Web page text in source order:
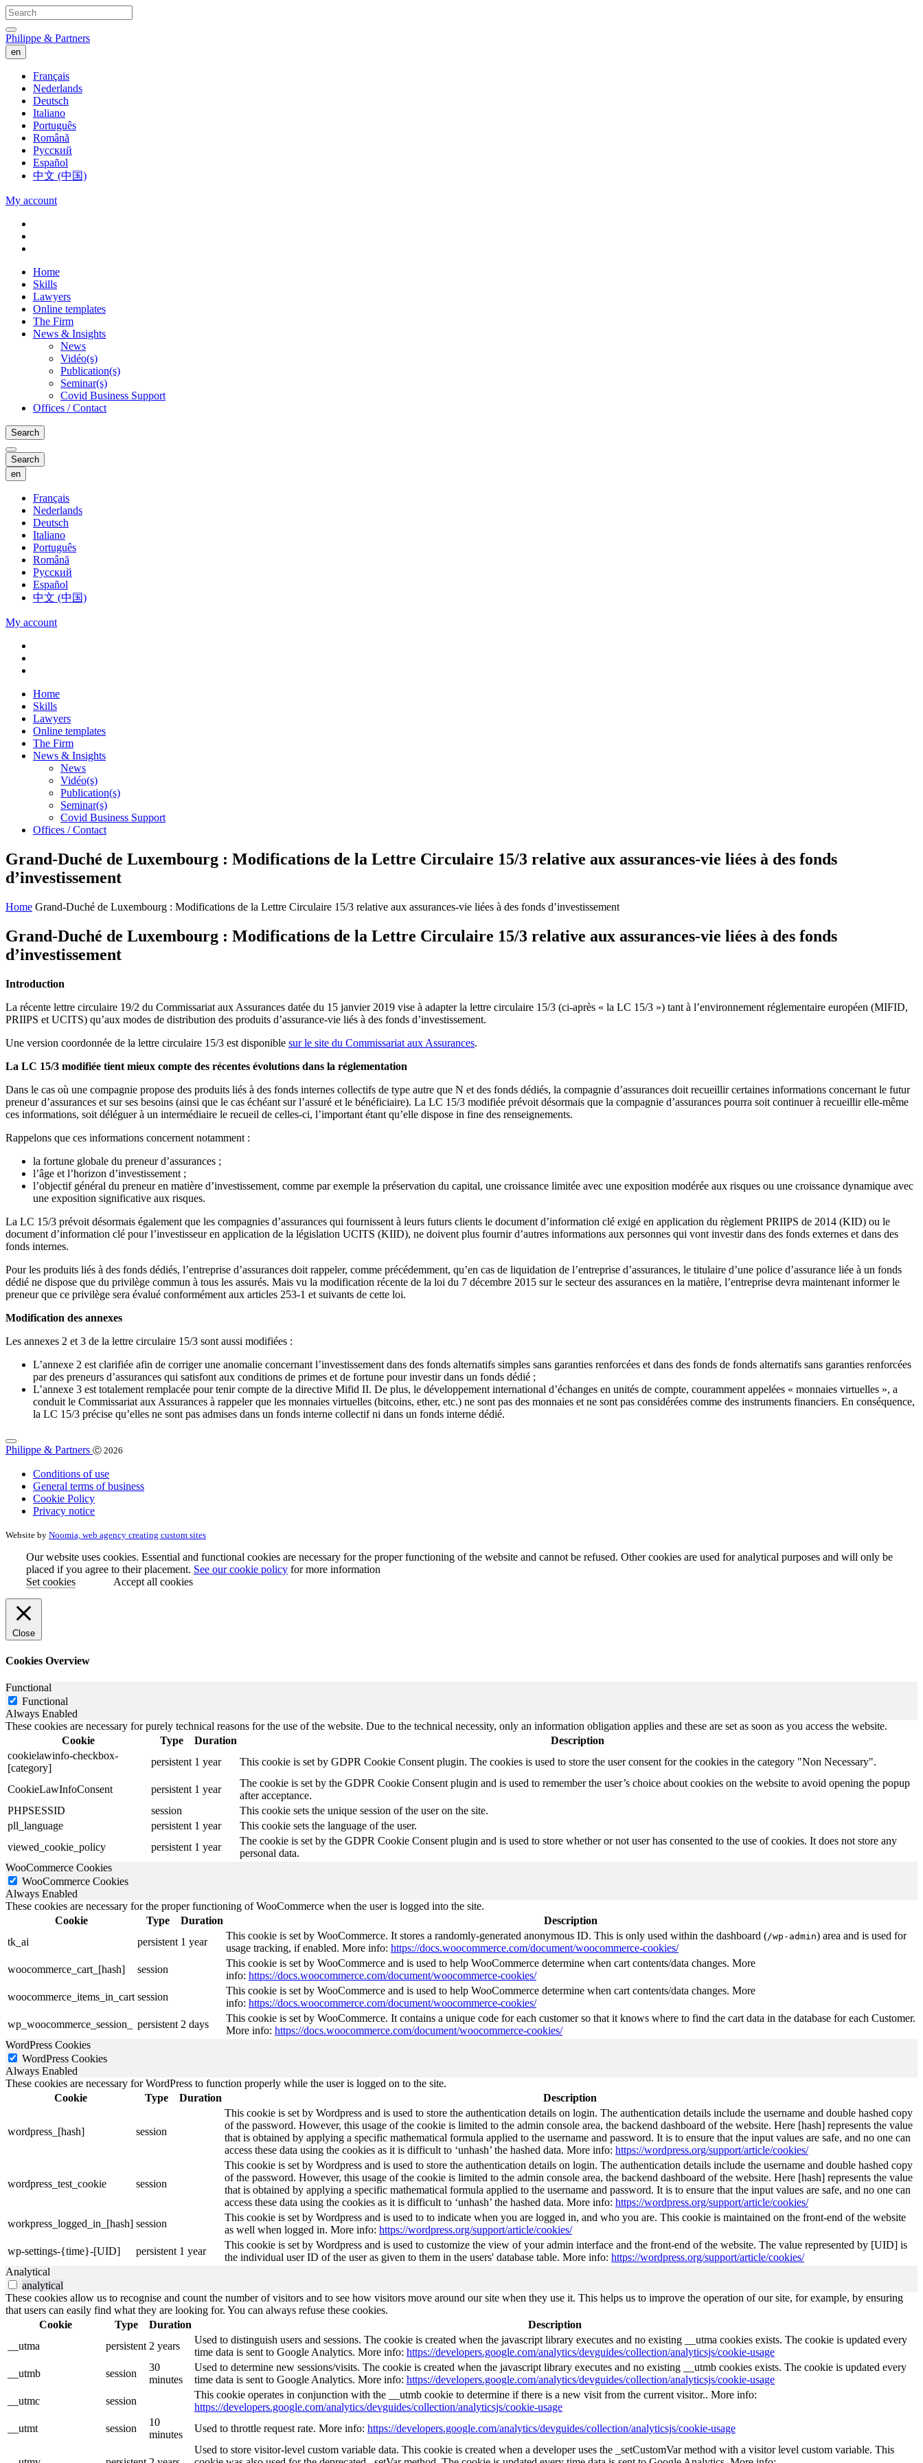
Philippe & Partners
en
Français
Nederlands
Deutsch
Italiano
Português
Română
Русский
Español
中文 (中国)
My account
Home
Skills
Lawyers
Online templates
The Firm
News & Insights
News
Vidéo(s)
Publication(s)
Seminar(s)
Covid Business Support
Offices / Contact
Search
Search
en
Français
Nederlands
Deutsch
Italiano
Português
Română
Русский
Español
中文 (中国)
My account
Home
Skills
Lawyers
Online templates
The Firm
News & Insights
News
Vidéo(s)
Publication(s)
Seminar(s)
Covid Business Support
Offices / Contact
Grand-Duché de Luxembourg : Modifications de la Lettre Circulaire 15/3 relative aux assurances-vie liées à des fonds
d’investissement
Home Grand-Duché de Luxembourg : Modifications de la Lettre Circulaire 15/3 relative aux assurances-vie liées à des fonds d’investissement
Grand-Duché de Luxembourg : Modifications de la Lettre Circulaire 15/3 relative aux assurances-vie liées à des fonds
d’investissement
Introduction
La récente lettre circulaire 19/2 du Commissariat aux Assurances datée du 15 janvier 2019 vise à adapter la lettre circulaire 15/3 (ci-après « la LC 15/3 ») tant à l’environnement réglementaire européen (MIFID,
PRIIPS et UCITS) qu’aux modes de distribution des produits d’assurance-vie liés à des fonds d’investissement.
Une version coordonnée de la lettre circulaire 15/3 est disponible sur le site du Commissariat aux Assurances.
La LC 15/3 modifiée tient mieux compte des récentes évolutions dans la réglementation
Dans le cas où une compagnie propose des produits liés à des fonds internes collectifs de type autre que N et des fonds dédiés, la compagnie d’assurances doit recueillir certaines informations concernant le futur
preneur d’assurances et sur ses besoins (ainsi que le cas échéant sur l’assuré et le bénéficiaire). La LC 15/3 modifiée prévoit désormais que la compagnie d’assurances pourra soit continuer à recueillir elle-même
ces informations, soit déléguer à un intermédiaire le recueil de celles-ci, l’important étant qu’elle dispose in fine des renseignements.
Rappelons que ces informations concernent notamment :
la fortune globale du preneur d’assurances ;
l’âge et l’horizon d’investissement ;
l’objectif général du preneur en matière d’investissement, comme par exemple la préservation du capital, une croissance limitée avec une exposition modérée aux risques ou une croissance dynamique avec
une exposition significative aux risques.
La LC 15/3 prévoit désormais également que les compagnies d’assurances qui fournissent à leurs futurs clients le document d’information clé exigé en application du règlement PRIIPS de 2014 (KID) ou le
document d’information clé pour l’investisseur en application de la législation UCITS (KIID), ne doivent plus fournir d’autres informations aux personnes qui vont investir dans des fonds externes et dans des
fonds internes.
Pour les produits liés à des fonds dédiés, l’entreprise d’assurances doit rappeler, comme précédemment, qu’en cas de liquidation de l’entreprise d’assurances, le titulaire d’une police d’assurance liée à un fonds
dédié ne dispose que du privilège commun à tous les assurés. Mais vu la modification récente de la loi du 7 décembre 2015 sur le secteur des assurances en la matière, l’entreprise devra maintenant informer le
preneur que ce privilège sera évalué conformément aux articles 253-1 et suivants de cette loi.
Modification des annexes
Les annexes 2 et 3 de la lettre circulaire 15/3 sont aussi modifiées :
L’annexe 2 est clarifiée afin de corriger une anomalie concernant l’investissement dans des fonds alternatifs simples sans garanties renforcées et dans des fonds de fonds alternatifs sans garanties renforcées
par des preneurs d’assurances qui satisfont aux conditions de primes et de fortune pour investir dans un fonds dédié ;
L’annexe 3 est totalement remplacée pour tenir compte de la directive Mifid II. De plus, le développement international d’échanges en unités de compte, couramment appelées « monnaies virtuelles », a
conduit le Commissariat aux Assurances à rappeler que les monnaies virtuelles (bitcoins, ether, etc.) ne sont pas des monnaies et ne sont pas considérées comme des instruments financiers. En conséquence,
la LC 15/3 précise qu’elles ne sont pas admises dans un fonds interne collectif ni dans un fonds interne dédié.
Philippe & Partners Ⓒ 2026
Conditions of use
General terms of business
Cookie Policy
Privacy notice
Website by Noomia, web agency creating custom sites
Our website uses cookies. Essential and functional cookies are necessary for the proper functioning of the website and cannot be refused. Other cookies are used for analytical purposes and will only be
placed if you agree to their placement. See our cookie policy for more information
Set cookies
Accept all cookies
Close
Cookies Overview
Functional
Functional
Always Enabled
These cookies are necessary for purely technical reasons for the use of the website. Due to the technical necessity, only an information obligation applies and these are set as soon as you access the website.
Cookie
Type Duration
Description
cookielawinfo-checkbox-
[category]
persistent 1 year This cookie is set by GDPR Cookie Consent plugin. The cookies is used to store the user consent for the cookies in the category "Non Necessary".
CookieLawInfoConsent persistent 1 year
The cookie is set by the GDPR Cookie Consent plugin and is used to remember the user’s choice about cookies on the website to avoid opening the popup
after acceptance.
PHPSESSID
session
This cookie sets the unique session of the user on the site.
pll_language
persistent 1 year
This cookie sets the language of the user.
viewed_cookie_policy
persistent 1 year
The cookie is set by the GDPR Cookie Consent plugin and is used to store whether or not user has consented to the use of cookies. It does not store any
personal data.
WooCommerce Cookies
WooCommerce Cookies
Always Enabled
These cookies are necessary for the proper functioning of WooCommerce when the user is logged into the site.
Cookie
Type Duration
Description
tk_ai
persistent 1 year
This cookie is set by WooCommerce. It stores a randomly-generated anonymous ID. This is only used within the dashboard (/wp-admin) area and is used for
usage tracking, if enabled. More info: https://docs.woocommerce.com/document/woocommerce-cookies/
woocommerce_cart_[hash]
session
This cookie is set by WooCommerce and is used to help WooCommerce determine when cart contents/data changes. More
info: https://docs.woocommerce.com/document/woocommerce-cookies/
woocommerce_items_in_cart session
This cookie is set by WooCommerce and is used to help WooCommerce determine when cart contents/data changes. More
info: https://docs.woocommerce.com/document/woocommerce-cookies/
wp_woocommerce_session_
persistent 2 days
This cookie is set by WooCommerce. It contains a unique code for each customer so that it knows where to find the cart data in the database for each Customer.
More info: https://docs.woocommerce.com/document/woocommerce-cookies/
WordPress Cookies
WordPress Cookies
Always Enabled
These cookies are necessary for WordPress to function properly while the user is logged on to the site.
Cookie
Type Duration Description
wordpress_[hash] session
This cookie is set by Wordpress and is used to store the authentication details on login. The authentication details include the username and double hashed copy
of the password. However, this usage of the cookie is limited to the admin console area, the backend dashboard of the website. Here [hash] represents the value
that is obtained by applying a specific mathematical formula applied to the username and password. It is to ensure that the input values are safe, and no one can
access these data using the cookies as it is difficult to ‘unhash’ the hashed data. More info: https://wordpress.org/support/article/cookies/
wordpress_test_cookie session
This cookie is set by Wordpress and is used to store the authentication details on login. The authentication details include the username and double hashed copy
of the password. However, this usage of the cookie is limited to the admin console area, the backend dashboard of the website. Here [hash] represents the value
that is obtained by applying a specific mathematical formula applied to the username and password. It is to ensure that the input values are safe, and no one can
access these data using the cookies as it is difficult to ‘unhash’ the hashed data. More info: https://wordpress.org/support/article/cookies/
workpress_logged_in_[hash] session
This cookie is set by Wordpress and is used to to indicate when you are logged in, and who you are. This cookie is maintained on the front-end of the website
as well when logged in. More info: https://wordpress.org/support/article/cookies/
wp-settings-{time}-[UID]
persistent 1 year
This cookie is set by Wordpress and is used to customize the view of your admin interface and the front-end of the website. The value represented by [UID] is
the individual user ID of the user as given to them in the users' database table. More info: https://wordpress.org/support/article/cookies/
Analytical
analytical
These cookies allow us to recognise and count the number of visitors and to see how visitors move around our site when they use it. This helps us to improve the operation of our site, for example, by ensuring
that users can easily find what they are looking for. You can always refuse these cookies.
Cookie
Type Duration
Description
__utma
persistent 2 years
Used to distinguish users and sessions. The cookie is created when the javascript library executes and no existing __utma cookies exists. The cookie is updated every
time data is sent to Google Analytics. More info: https://developers.google.com/analytics/devguides/collection/analyticsjs/cookie-usage
__utmb
session
30
minutes
Used to determine new sessions/visits. The cookie is created when the javascript library executes and no existing __utmb cookies exists. The cookie is updated every
time data is sent to Google Analytics. More info: https://developers.google.com/analytics/devguides/collection/analyticsjs/cookie-usage
__utmc
session
This cookie operates in conjunction with the __utmb cookie to determine if there is a new visit from the current visitor.. More info:
https://developers.google.com/analytics/devguides/collection/analyticsjs/cookie-usage
__utmt
session
10
minutes
Used to throttle request rate. More info: https://developers.google.com/analytics/devguides/collection/analyticsjs/cookie-usage
Used to store visitor-level custom variable data. This cookie is created when a developer uses the _setCustomVar method with a visitor level custom variable. This